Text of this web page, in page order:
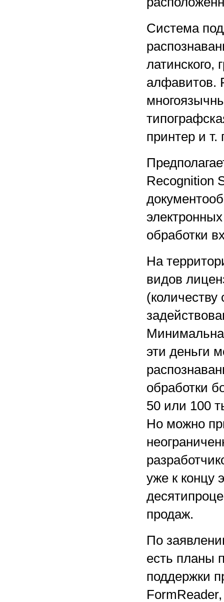
Система
латинского,
алфавитов.
принтер и т.
Recognition
обработки
На
видов
эти деньги
обработки
50 или 100
Но можно
уже к концу
продаж.
По
есть планы
поддержки